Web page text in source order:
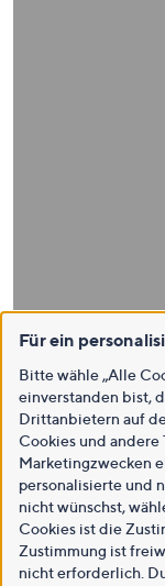
Für ein
Bitte wähle „Alle
einverstanden bist,
Drittanbietern auf
Cookies und andere
Marketingzwecken
personalisierte und
nicht wünschst,
Cookies ist die
Zustimmung ist
nicht erforderlich.